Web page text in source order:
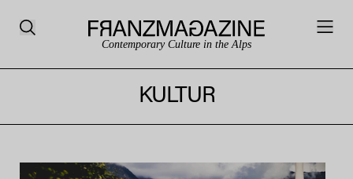
Contemporary Culture in the Alps
KULTUR